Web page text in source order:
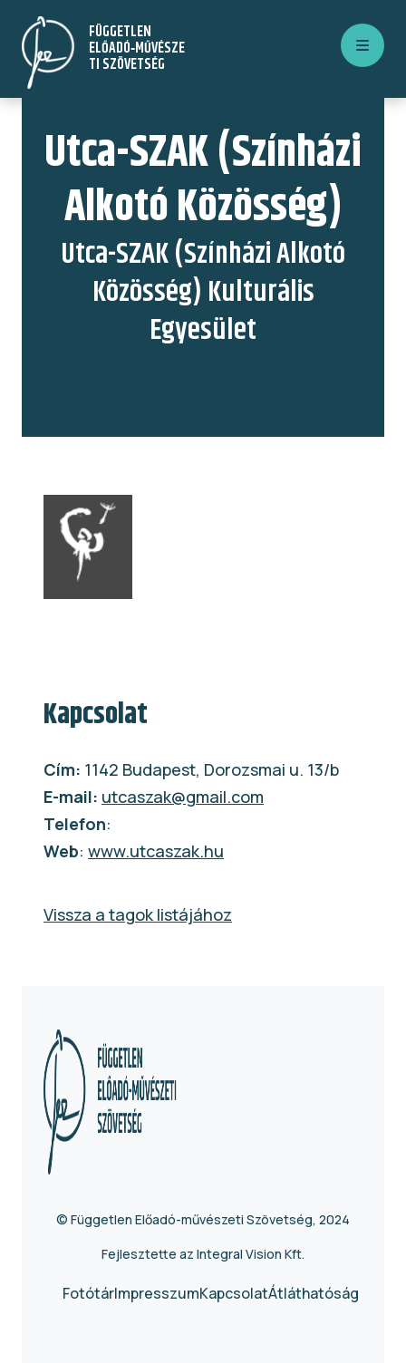
Ugrás
tartalomra
FÜGGETLEN
ELŐADÓ‑MŰVÉSZE
TI SZÖVETSÉG
Utca-SZAK (Színházi
Alkotó Közösség)
Utca-SZAK (Színházi Alkotó
Közösség) Kulturális
Egyesület
Kapcsolat
Cím: 1142 Budapest, Dorozsmai u. 13/b
E-mail: utcaszak@gmail.com
Telefon:
Web: www.utcaszak.hu
Vissza a tagok listájához
© Független Előadó-művészeti Szövetség, 2024
Fejlesztette az Integral Vision Kft.
FotótárImpresszumKapcsolatÁtláthatóság